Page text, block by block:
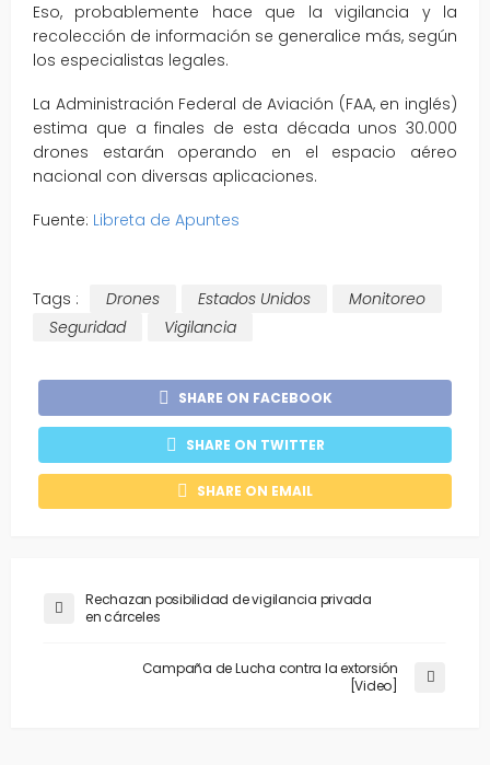
Eso, probablemente hace que la vigilancia y la
recolección de información se generalice más, según
los especialistas legales.
La Administración Federal de Aviación (FAA, en inglés)
estima que a finales de esta década unos 30.000
drones estarán operando en el espacio aéreo
nacional con diversas aplicaciones.
Fuente: Libreta de Apuntes
Tags : Drones Estados Unidos
Monitoreo
Seguridad
Vigilancia
SHARE ON FACEBOOK
SHARE ON TWITTER
SHARE ON EMAIL
Rechazan posibilidad de vigilancia privada
en cárceles
Campaña de Lucha contra la extorsión
[Video]